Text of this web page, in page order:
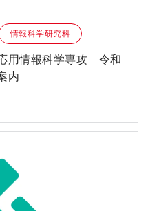
ー
情報科学研究科
用情報科学専攻 令和
内